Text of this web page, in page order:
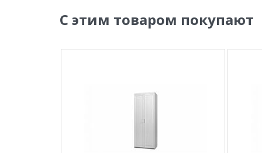
С этим товаром покупают